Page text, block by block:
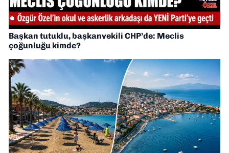
Başkan tutuklu, başkanvekili CHP’de: Meclis
çoğunluğu kimde?